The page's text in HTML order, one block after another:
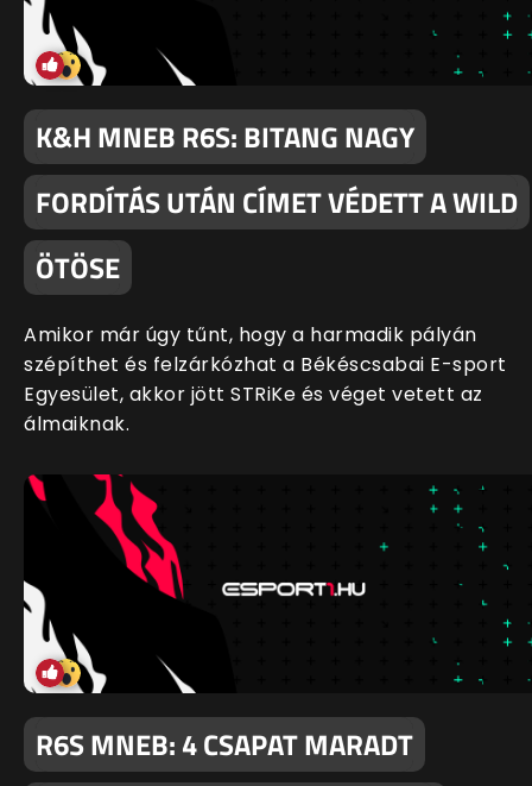
K&H MNEB R6S: BITANG NAGY
FORDÍTÁS UTÁN CÍMET VÉDETT A WILD
ÖTÖSE
Amikor már úgy tűnt, hogy a harmadik pályán
szépíthet és felzárkózhat a Békéscsabai E-sport
Egyesület, akkor jött STRiKe és véget vetett az
álmaiknak.
R6S MNEB: 4 CSAPAT MARADT